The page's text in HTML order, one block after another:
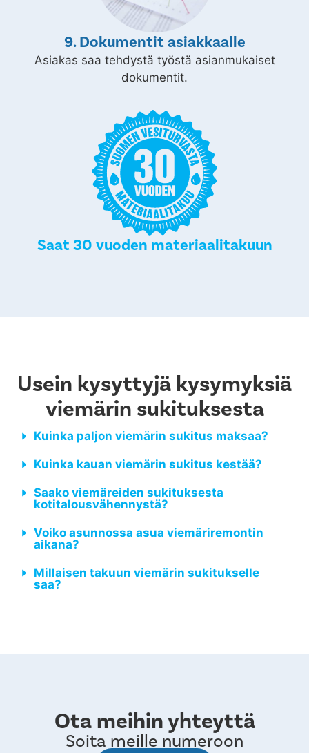
9. Dokumentit asiakkaalle
Asiakas saa tehdystä työstä asianmukaiset
dokumentit.
Saat 30 vuoden materiaalitakuun
Usein kysyttyjä kysymyksiä
viemärin sukituksesta
Kuinka paljon viemärin sukitus maksaa?
Kuinka kauan viemärin sukitus kestää?
Saako viemäreiden sukituksesta
kotitalousvähennystä?
Voiko asunnossa asua viemäriremontin
aikana?
Millaisen takuun viemärin sukitukselle
saa?
Ota meihin yhteyttä
Soita meille numeroon